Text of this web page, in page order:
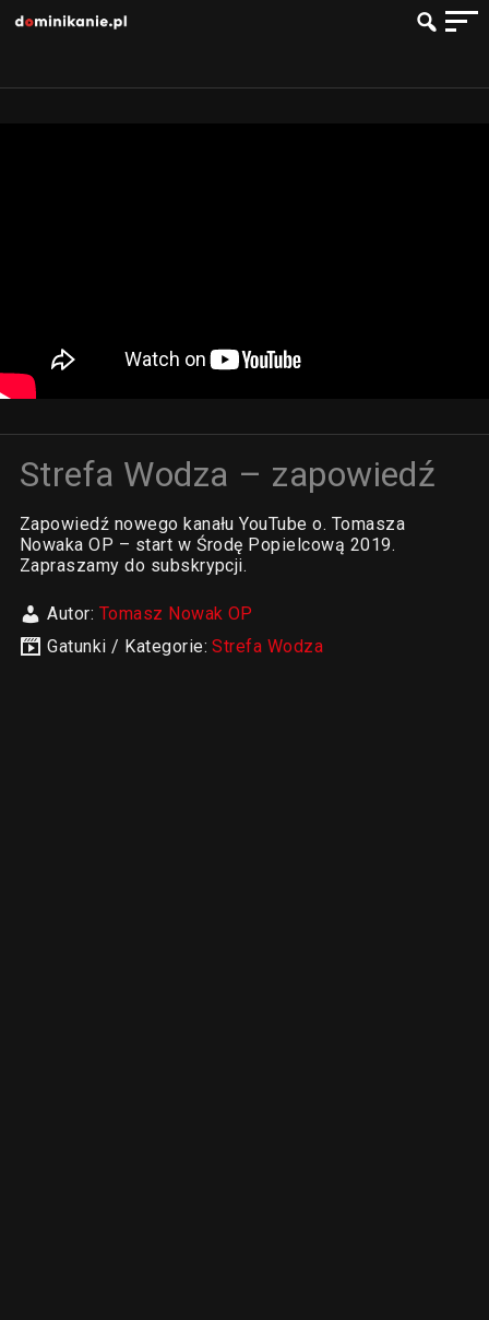
Strefa Wodza – zapowiedź
Zapowiedź nowego kanału YouTube o. Tomasza
Nowaka OP – start w Środę Popielcową 2019.
Zapraszamy do subskrypcji.
Autor: Tomasz Nowak OP
Gatunki / Kategorie:Strefa Wodza